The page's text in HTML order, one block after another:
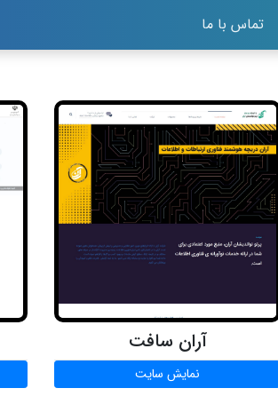
تماس با ما
آران سافت
نمایش سایت